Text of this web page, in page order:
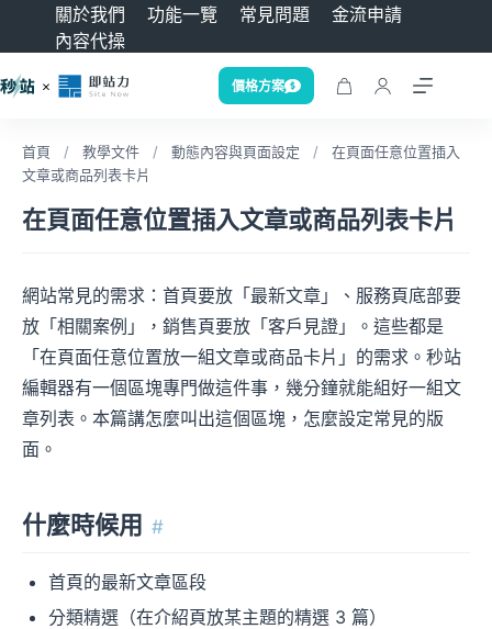
關於我們 功能一覽 常見問題
金流申請
內容代操
價格方案
首頁 / 教學文件 / 動態內容與頁面設定 /
在頁面任意位置插入
文章或商品列表卡片
在頁面任意位置插入文章或商品列表卡片
網站常見的需求：首頁要放「最新文章」、服務頁底部要
放「相關案例」，銷售頁要放「客戶見證」。這些都是
「在頁面任意位置放一組文章或商品卡片」的需求。秒站
編輯器有一個區塊專門做這件事，幾分鐘就能組好一組文
章列表。本篇講怎麼叫出這個區塊，怎麼設定常見的版
面。
什麼時候用 #
首頁的最新文章區段
分類精選（在介紹頁放某主題的精選 3 篇）